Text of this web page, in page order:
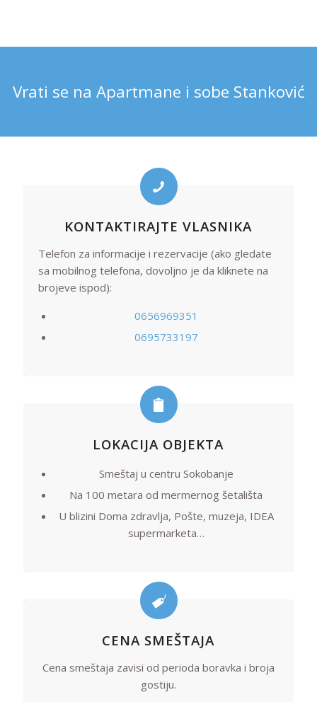
Vrati se na Apartmane i sobe Stanković
KONTAKTIRAJTE VLASNIKA
Telefon za informacije i rezervacije (ako gledate
sa mobilnog telefona, dovoljno je da kliknete na
brojeve ispod):
0656969351
0695733197
LOKACIJA OBJEKTA
Smeštaj u centru Sokobanje
Na 100 metara od mermernog šetališta
U blizini Doma zdravlja, Pošte, muzeja, IDEA
supermarketa…
CENA SMEŠTAJA
Cena smeštaja zavisi od perioda boravka i broja
gostiju.